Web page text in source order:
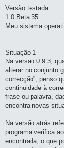
Versão testada
1.0 Beta 35
Meu sistema
Situação 1
Na versão 0.9.3,
alterar no conjunto
correcção”, penso
continuidade à
frase ou palavra,
encontra novas
Na versão atrás
programa verifica
encontrada, o que